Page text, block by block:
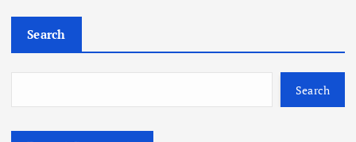
Search
Search
Nege
MUI
lati
h
an
40
Hari
Keb
saa
dok-
Pon
dok
Kela